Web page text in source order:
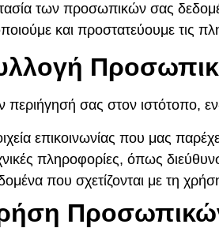
των προσωπικών σας
και προστατεύουμε τις
περιήγησή σας στον ιστότοπο,
επικοινωνίας που μας
πληροφορίες, όπως
που σχετίζονται με τη